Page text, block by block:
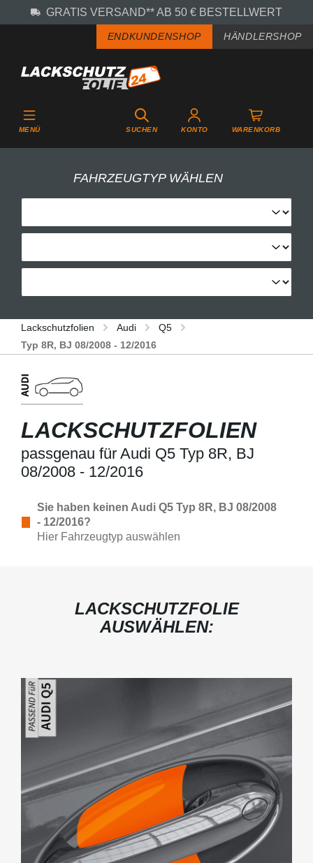
Zum Hauptinhalt springen
GRATIS VERSAND** AB 50 € BESTELLWERT
ENDKUNDENSHOP HÄNDLERSHOP
MENÜ SUCHEN KONTO WARENKORB
FAHRZEUGTYP WÄHLEN
Lackschutzfolien Audi
Q5
Typ 8R, BJ 08/2008 - 12/2016
LACKSCHUTZFOLIEN
passgenau für Audi Q5 Typ 8R, BJ
08/2008 - 12/2016
Sie haben keinen Audi Q5 Typ 8R, BJ 08/2008
- 12/2016?
Hier Fahrzeugtyp auswählen
LACKSCHUTZFOLIE
AUSWÄHLEN: